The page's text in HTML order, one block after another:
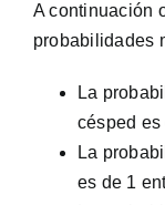
A continuación
probabilidades
La
césped es
La
es de 1